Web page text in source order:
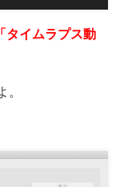
タイムラプス動
。